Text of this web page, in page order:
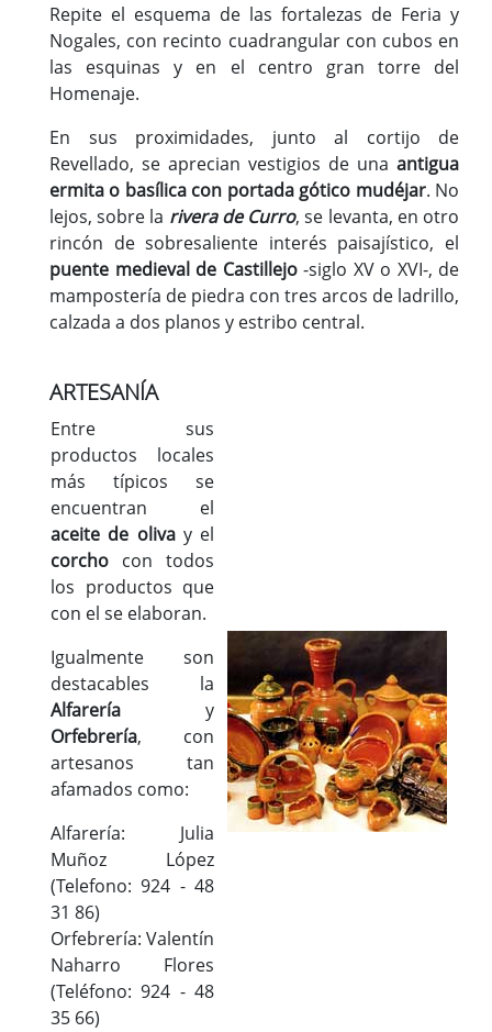
Repite el esquema de las fortalezas de Feria y
Nogales, con recinto cuadrangular con cubos en
las esquinas y en el centro gran torre del
Homenaje.
En sus proximidades, junto al cortijo de
Revellado, se aprecian vestigios de una antigua
ermita o basílica con portada gótico mudéjar. No
lejos, sobre la rivera de Curro, se levanta, en otro
rincón de sobresaliente interés paisajístico, el
puente medieval de Castillejo-siglo XV o XVI-, de
mampostería de piedra con tres arcos de ladrillo,
calzada a dos planos y estribo central.
ARTESANÍA
Entre sus
productos locales
más típicos se
encuentran el
aceite de olivay el
corcho con todos
los productos que
con el se elaboran.
Igualmente son
destacables la
Alfarería y
Orfebrería, con
artesanos tan
afamados como:
Alfarería: Julia
Muñoz López
(Telefono: 924 - 48
31 86)
Orfebrería: Valentín
Naharro Flores
(Teléfono: 924 - 48
35 66)